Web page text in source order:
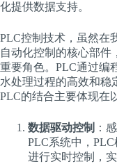
化提供数据支持。
PLC控制技术，虽然在
自动化控制的核心部件
重要角色。PLC通过编
水处理过程的高效和稳
PLC的结合主要体现在
数据驱动控制 ：
PLC系统中，
进行实时控制，